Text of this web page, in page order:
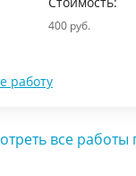
400 руб.
работу
все работы